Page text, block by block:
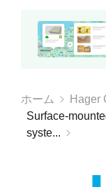
ホーム
Hager
Surface-
syste...